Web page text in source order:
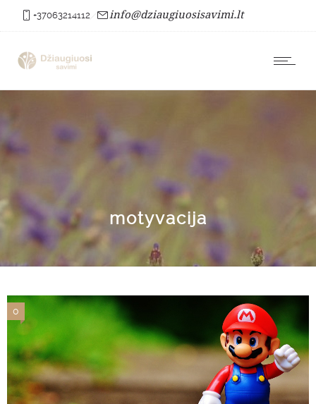
+37063214112 info@dziaugiuosisavimi.lt
motyvacija
0